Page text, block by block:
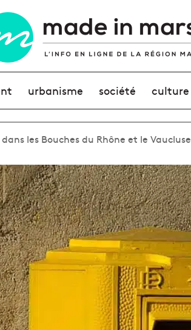
urbanisme société culture
les Bouches du Rhône et le Vaucluse